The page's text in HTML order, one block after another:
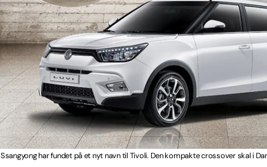
Ssangyong har fundet på et nyt navn til Tivoli. Den kompakte crossover skal i